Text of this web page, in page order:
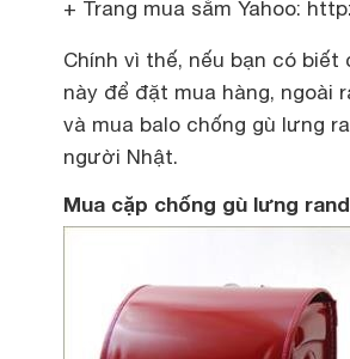
+ Trang mua sắm Yahoo:
Chính vì thế, nếu bạn có
này để đặt mua hàng, ngoài
và mua balo chống gù lưng
người Nhật.
Mua cặp chống gù lưng